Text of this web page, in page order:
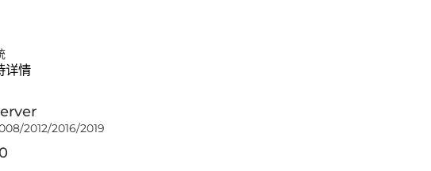
详情
2012/2016/2019